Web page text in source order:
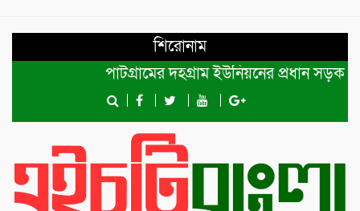
শিরোনাম
পাটগ্রামের দহগ্রাম ইউনিয়নের প্রধান সড়ক